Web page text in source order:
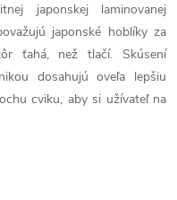
japonskej laminovanej
japonské hoblíky za
ťahá, než tlačí. Skúsení
dosahujú oveľa lepšiu
cviku, aby si užívateľ na